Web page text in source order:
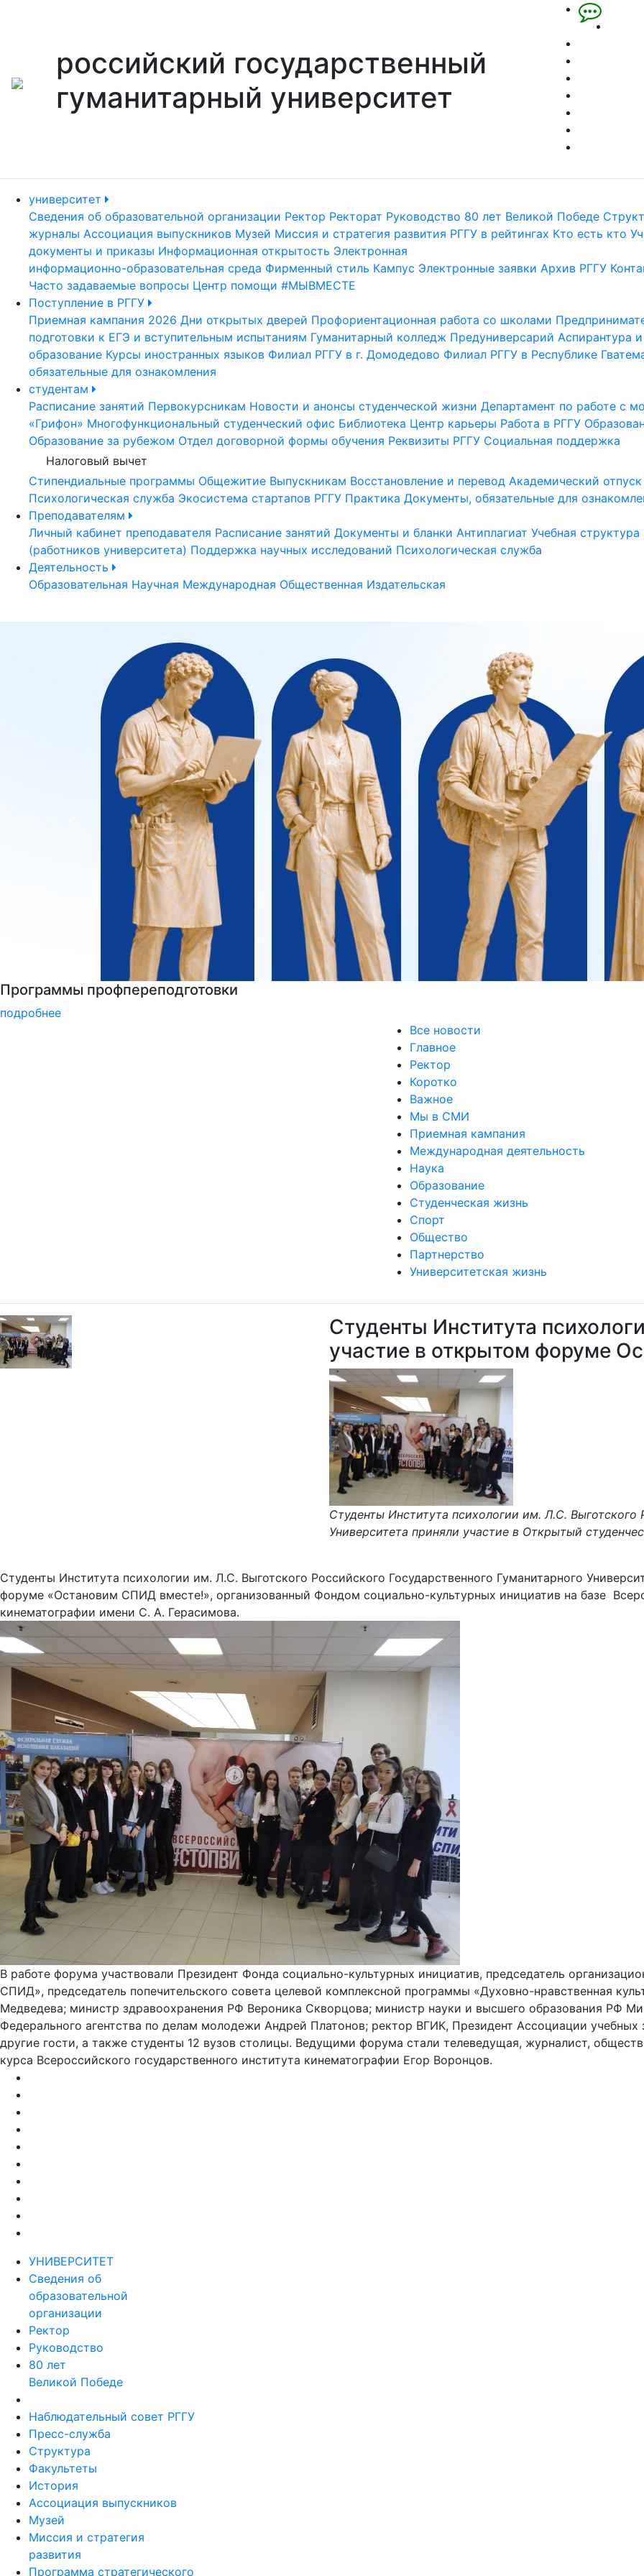
российский государственный
гуманитарный университет
университет
Сведения об образовательной организации Ректор Ректорат Руководство 80 лет Великой Победе
журналы Ассоциация выпускников Музей Миссия и стратегия развития РГГУ в рейтингах Кто есть кто
документы и приказы Информационная открытость Электронная
информационно-образовательная среда Фирменный стиль Кампус Электронные заявки Архив РГГУ
Часто задаваемые вопросы Центр помощи #МЫВМЕСТЕ
Поступление в РГГУ
Приемная кампания 2026 Дни открытых дверей Профориентационная работа со школами
подготовки к ЕГЭ и вступительным испытаниям Гуманитарный колледж Предуниверсарий Аспирантура
образование Курсы иностранных языков Филиал РГГУ в г. Домодедово Филиал РГГУ в Республике
обязательные для ознакомления
студентам
Расписание занятий Первокурсникам Новости и анонсы студенческой жизни Департамент по работе с
«Грифон» Многофункциональный студенческий офис Библиотека Центр карьеры Работа в РГГУ
Образование за рубежом Отдел договорной формы обучения Реквизиты РГГУ Социальная поддержка
Налоговый вычет
Стипендиальные программы Общежитие Выпускникам Восстановление и перевод Академический отпуск
Психологическая служба Экосистема стартапов РГГУ Практика Документы, обязательные для
Преподавателям
Личный кабинет преподавателя Расписание занятий Документы и бланки Антиплагиат Учебная структура
(работников университета) Поддержка научных исследований Психологическая служба
Деятельность
Образовательная Научная Международная Общественная Издательская
Подготовка к вступительным испытаниям
подробнее
Все новости
Главное
Ректор
Коротко
Важное
Мы в СМИ
Приемная кампания
Международная деятельность
Наука
Образование
Студенческая жизнь
Спорт
Общество
Партнерство
Университетская жизнь
Студенты Института
участие в открытом форуме
Студенты Института психологии им. Л.С. Выготского
Университета приняли участие в Открытый
Студенты Института психологии им. Л.С. Выготского Российского Государственного Гуманитарного
форуме «Остановим СПИД вместе!», организованный Фондом социально-культурных инициатив на базе
кинематографии имени С. А. Герасимова.
В работе форума участвовали Президент Фонда социально-культурных инициатив, председатель
СПИД», председатель попечительского совета целевой комплексной программы «Духовно-нравственная
Медведева; министр здравоохранения РФ Вероника Скворцова; министр науки и высшего образования РФ
Федерального агентства по делам молодежи Андрей Платонов; ректор ВГИК, Президент Ассоциации
другие гости, а также студенты 12 вузов столицы. Ведущими форума стали телеведущая, журналист,
курса Всероссийского государственного института кинематографии Егор Воронцов.
УНИВЕРСИТЕТ
Сведения об
образовательной
организации
Ректор
Руководство
80 лет
Великой Победе
Наблюдательный совет РГГУ
Пресс-служба
Структура
Факультеты
История
Ассоциация выпускников
Музей
Миссия и стратегия
развития
Программа стратегического